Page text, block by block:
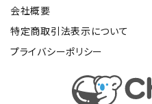
会社概要
特定商取引法表示について
プライバシーポリシー